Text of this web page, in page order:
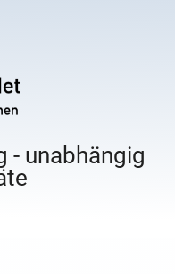
- unabhängig